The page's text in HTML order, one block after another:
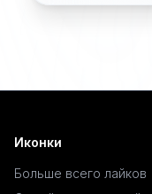
Иконки
Больше всего лайков